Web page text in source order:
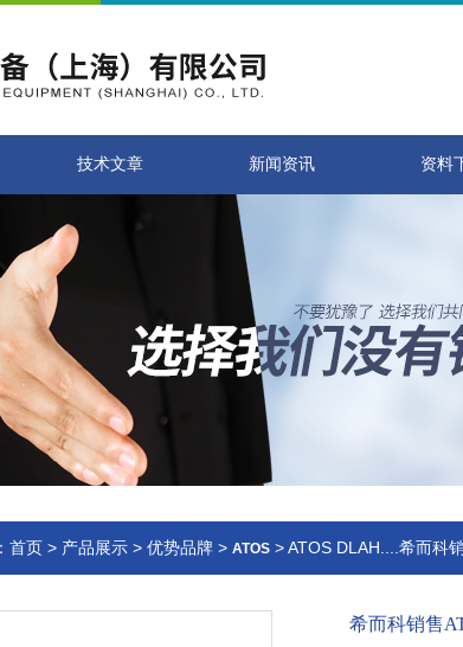
技术文章 新闻资讯 资料
首页 > 产品展示 > 优势品牌 > ATOS > ATOS DLAH....希而科
希而科销售